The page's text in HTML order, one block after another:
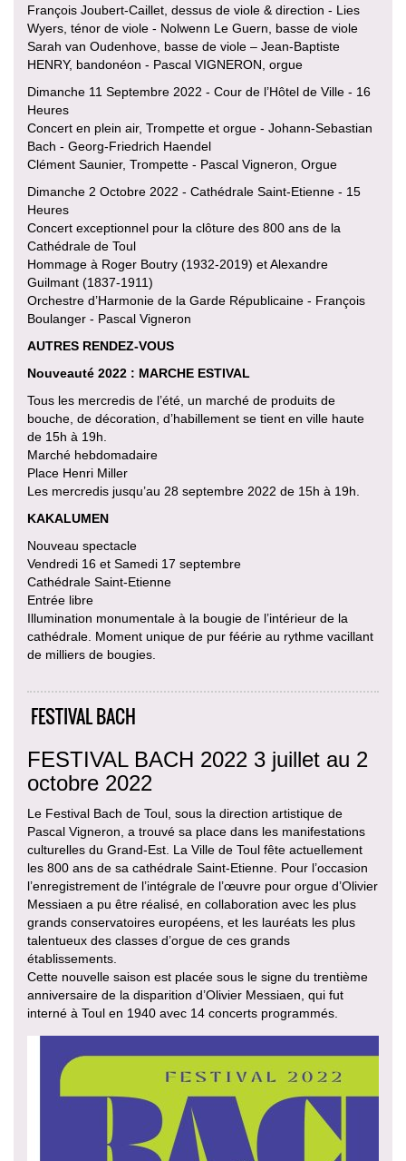
François Joubert-Caillet, dessus de viole & direction - Lies
Wyers, ténor de viole - Nolwenn Le Guern, basse de viole
Sarah van Oudenhove, basse de viole – Jean-Baptiste
HENRY, bandonéon - Pascal VIGNERON, orgue
Dimanche 11 Septembre 2022 - Cour de l’Hôtel de Ville - 16
Heures
Concert en plein air, Trompette et orgue - Johann-Sebastian
Bach - Georg-Friedrich Haendel
Clément Saunier, Trompette - Pascal Vigneron, Orgue
Dimanche 2 Octobre 2022 - Cathédrale Saint-Etienne - 15
Heures
Concert exceptionnel pour la clôture des 800 ans de la
Cathédrale de Toul
Hommage à Roger Boutry (1932-2019) et Alexandre
Guilmant (1837-1911)
Orchestre d’Harmonie de la Garde Républicaine - François
Boulanger - Pascal Vigneron
AUTRES RENDEZ-VOUS
Nouveauté 2022 : MARCHE ESTIVAL
Tous les mercredis de l’été, un marché de produits de
bouche, de décoration, d’habillement se tient en ville haute
de 15h à 19h.
Marché hebdomadaire
Place Henri Miller
Les mercredis jusqu’au 28 septembre 2022 de 15h à 19h.
KAKALUMEN
Nouveau spectacle
Vendredi 16 et Samedi 17 septembre
Cathédrale Saint-Etienne
Entrée libre
Illumination monumentale à la bougie de l’intérieur de la
cathédrale. Moment unique de pur féérie au rythme vacillant
de milliers de bougies.
FESTIVAL BACH
FESTIVAL BACH 2022 3 juillet au 2
octobre 2022
Le Festival Bach de Toul, sous la direction artistique de
Pascal Vigneron, a trouvé sa place dans les manifestations
culturelles du Grand-Est. La Ville de Toul fête actuellement
les 800 ans de sa cathédrale Saint-Etienne. Pour l’occasion
l’enregistrement de l’intégrale de l’œuvre pour orgue d’Olivier
Messiaen a pu être réalisé, en collaboration avec les plus
grands conservatoires européens, et les lauréats les plus
talentueux des classes d’orgue de ces grands
établissements.
Cette nouvelle saison est placée sous le signe du trentième
anniversaire de la disparition d’Olivier Messiaen, qui fut
interné à Toul en 1940 avec 14 concerts programmés.